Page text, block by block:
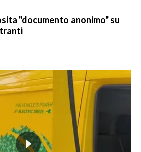
"documento anonimo" su